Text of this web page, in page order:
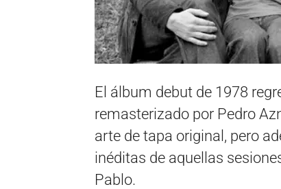
El álbum debut de 1978
remasterizado por Pedro
arte de tapa original, pero
inéditas de aquellas
Pablo.